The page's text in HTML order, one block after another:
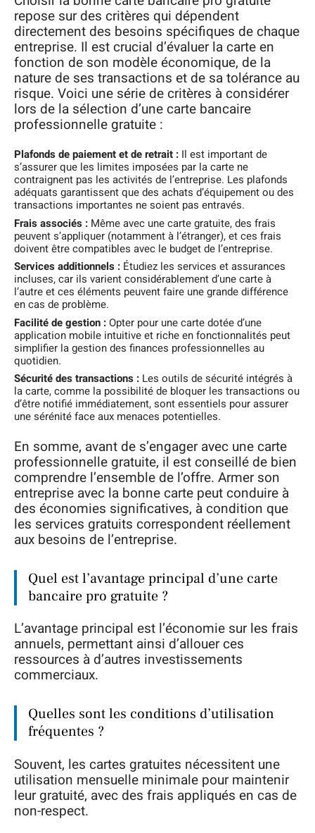
repose sur des critères qui dépendent
directement des besoins spécifiques de chaque
entreprise. Il est crucial d’évaluer la carte en
fonction de son modèle économique, de la
nature de ses transactions et de sa tolérance au
risque. Voici une série de critères à considérer
lors de la sélection d’une carte bancaire
professionnelle gratuite :
Plafonds de paiement et de retrait : Il est important de
s’assurer que les limites imposées par la carte ne
contraignent pas les activités de l’entreprise. Les plafonds
adéquats garantissent que des achats d’équipement ou des
transactions importantes ne soient pas entravés.
Frais associés : Même avec une carte gratuite, des frais
peuvent s’appliquer (notamment à l’étranger), et ces frais
doivent être compatibles avec le budget de l’entreprise.
Services additionnels : Étudiez les services et assurances
incluses, car ils varient considérablement d’une carte à
l’autre et ces éléments peuvent faire une grande différence
en cas de problème.
Facilité de gestion :Opter pour une carte dotée d’une
application mobile intuitive et riche en fonctionnalités peut
simplifier la gestion des finances professionnelles au
quotidien.
Sécurité des transactions : Les outils de sécurité intégrés à
la carte, comme la possibilité de bloquer les transactions ou
d’être notifié immédiatement, sont essentiels pour assurer
une sérénité face aux menaces potentielles.
En somme, avant de s’engager avec une carte
professionnelle gratuite, il est conseillé de bien
comprendre l’ensemble de l’offre. Armer son
entreprise avec la bonne carte peut conduire à
des économies significatives, à condition que
les services gratuits correspondent réellement
aux besoins de l’entreprise.
Quel est l’avantage principal d’une carte
bancaire pro gratuite ?
L’avantage principal est l’économie sur les frais
annuels, permettant ainsi d’allouer ces
ressources à d’autres investissements
commerciaux.
Quelles sont les conditions d’utilisation
fréquentes ?
Souvent, les cartes gratuites nécessitent une
utilisation mensuelle minimale pour maintenir
leur gratuité, avec des frais appliqués en cas de
non-respect.